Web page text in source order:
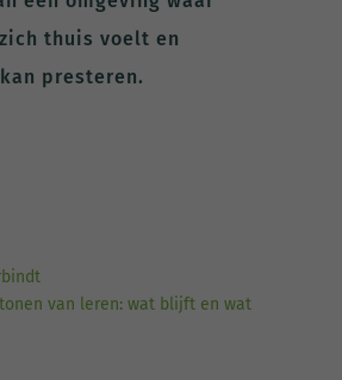
thuis voelt en
presteren.
van leren: wat blijft en wat